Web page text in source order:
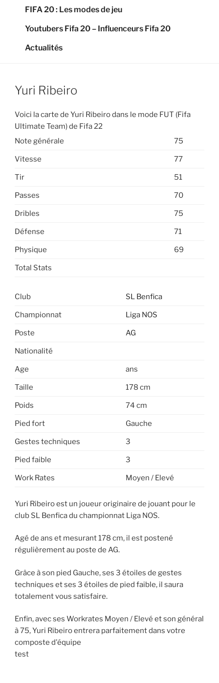
FIFA 20 : Les modes de jeu
Youtubers Fifa 20 – Influenceurs Fifa 20
Actualités
Yuri Ribeiro
Voici la carte de Yuri Ribeiro dans le mode FUT (Fifa
Ultimate Team) de Fifa 22
Note générale
75
Vitesse 77
Tir 51
Passes 70
Dribles 75
Défense 71
Physique 69
Total Stats
Club SL Benfica
Championnat Liga NOS
Poste AG
Nationalité
Age ans
Taille 178 cm
Poids 74 cm
Pied fort Gauche
Gestes techniques 3
Pied faible 3
Work Rates Moyen / Elevé
Yuri Ribeiro est un joueur originaire de jouant pour le
club SL Benfica du championnat Liga NOS.
Agé de ans et mesurant 178 cm, il est postené
régulièrement au poste de AG.
Grâce à son pied Gauche, ses 3 étoiles de gestes
techniques et ses 3 étoiles de pied faible, il saura
totalement vous satisfaire.
Enfin, avec ses Workrates Moyen / Elevé et son général
à 75, Yuri Ribeiro entrera parfaitement dans votre
composte d'équipe
test